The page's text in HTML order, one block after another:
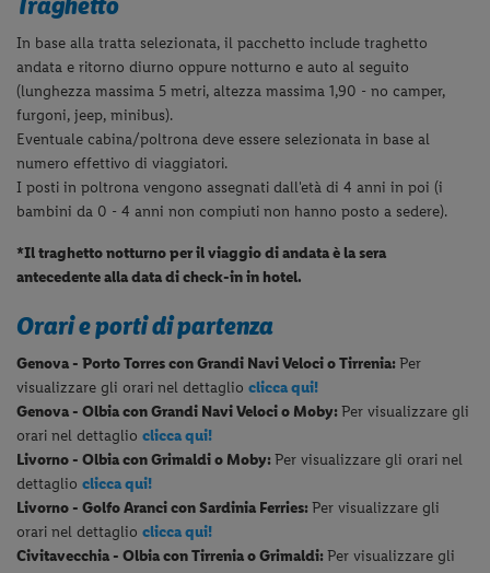
In base alla tratta selezionata, il pacchetto include traghetto
andata e ritorno diurno oppure notturno e auto al seguito
(lunghezza massima 5 metri, altezza massima 1,90 - no camper,
furgoni, jeep, minibus).
Eventuale cabina/poltrona deve essere selezionata in base al
numero effettivo di viaggiatori.
I posti in poltrona vengono assegnati dall'età di 4 anni in poi (i
bambini da 0 - 4 anni non compiuti non hanno posto a sedere).
*Il traghetto notturno per il viaggio di andata è la sera
antecedente alla data di check-in in hotel.
Orari e porti di partenza
Genova - Porto Torres con Grandi Navi Veloci o Tirrenia:Per
visualizzare gli orari nel dettaglio clicca qui!
Genova - Olbia con Grandi Navi Veloci o Moby:Per visualizzare gli
orari nel dettaglio clicca qui!
Livorno - Olbia con Grimaldi o Moby:Per visualizzare gli orari nel
dettaglio clicca qui!
Livorno - Golfo Aranci con Sardinia Ferries:Per visualizzare gli
orari nel dettaglio clicca qui!
Civitavecchia - Olbia con Tirrenia o Grimaldi:Per visualizzare gli